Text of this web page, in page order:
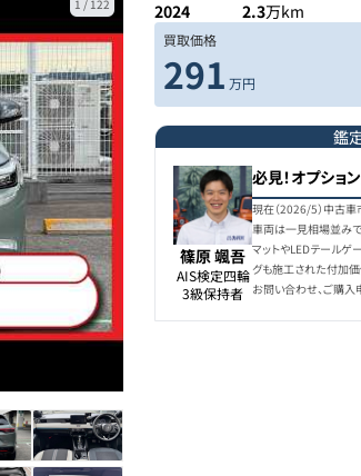
1 / 122 2024 2.3万km
買取価格
291 万円
鑑
篠原 颯吾
AIS検定四輪
3級保持者
必見！オプショ
現在（2026/5）中古
車両は一見相場並みで
マットやLEDテールゲ
グも施工された付加
お問い合わせ、ご購入